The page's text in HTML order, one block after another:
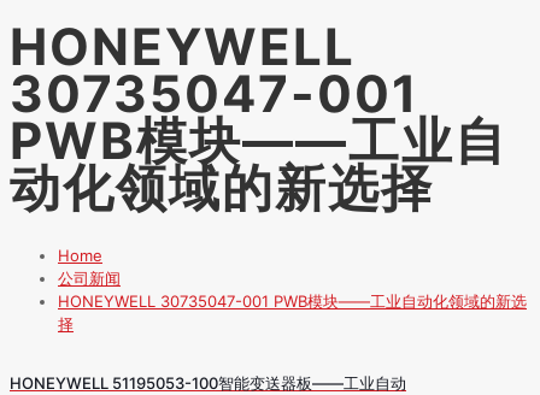
HONEYWELL
30735047-001
PWB模块——工业自
动化领域的新选择
Home
公司新闻
HONEYWELL 30735047-001 PWB模块——工业自动化领域的新选
择
HONEYWELL 51195053-100智能变送器板——工业自动